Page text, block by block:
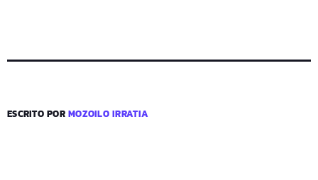
ESCRITO PORMOZOILO IRRATIA